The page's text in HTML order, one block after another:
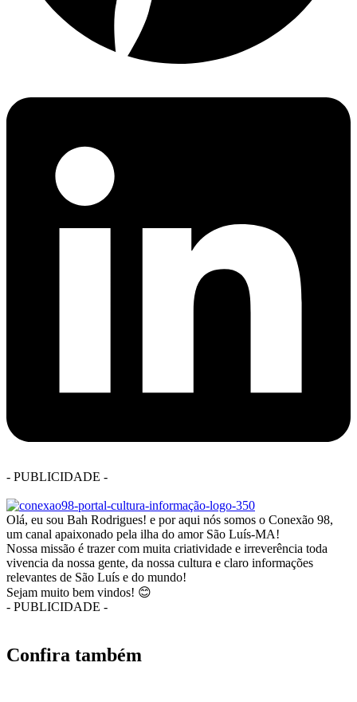
- PUBLICIDADE -
Olá, eu sou Bah Rodrigues! e por aqui nós somos o Conexão 98,
um canal apaixonado pela ilha do amor São Luís-MA!
Nossa missão é trazer com muita criatividade e irreverência toda
vivencia da nossa gente, da nossa cultura e claro informações
relevantes de São Luís e do mundo!
Sejam muito bem vindos! 😊
- PUBLICIDADE -
Confira também